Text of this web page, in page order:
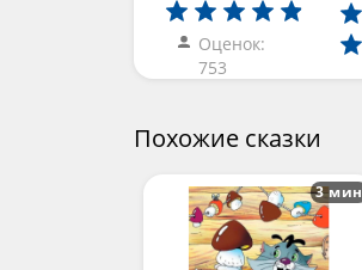
Оценок:
753
Похожие сказки
3 мин